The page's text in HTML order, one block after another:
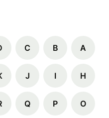
A
B
C
H
I
J
O
P
Q